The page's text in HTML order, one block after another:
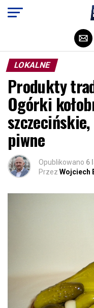
LOKALNE
Produkty
Ogórki
piwne
Opublikowano 6
Przez Wojciech